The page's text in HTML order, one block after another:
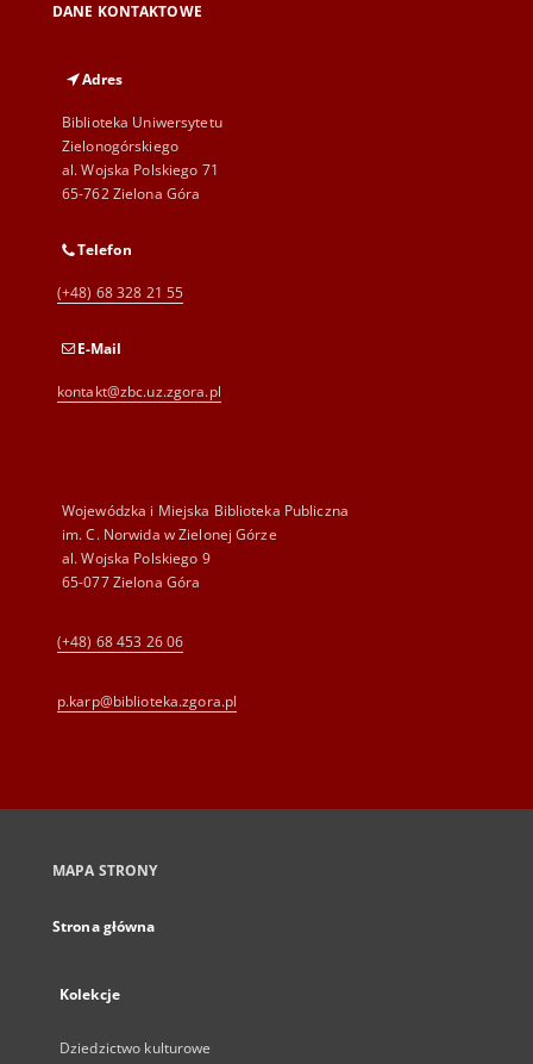
DANE KONTAKTOWE
Adres
Biblioteka Uniwersytetu
Zielonogórskiego
al. Wojska Polskiego 71
65-762 Zielona Góra
Telefon
(+48) 68 328 21 55
E-Mail
kontakt@zbc.uz.zgora.pl
Wojewódzka i Miejska Biblioteka Publiczna
im. C. Norwida w Zielonej Górze
al. Wojska Polskiego 9
65-077 Zielona Góra
(+48) 68 453 26 06
p.karp@biblioteka.zgora.pl
MAPA STRONY
Strona główna
Kolekcje
Dziedzictwo kulturowe